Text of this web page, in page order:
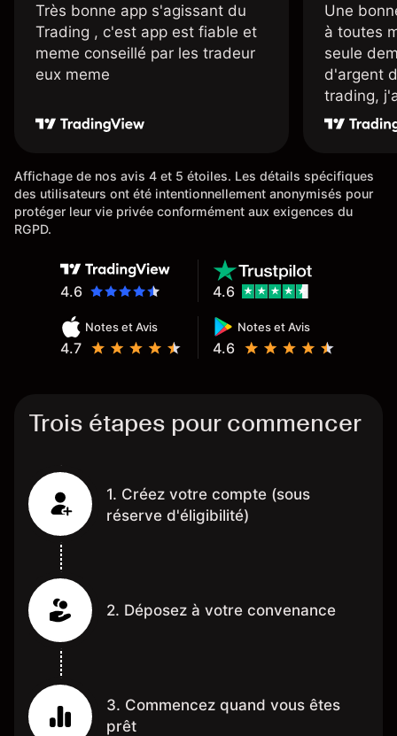
Très bonne app s'agissant du
Trading , c'est app est fiable et
meme conseillé par les tradeur
eux meme
Une
à toutes
seule
d'argent
trading,
une carte
Affichage de nos avis 4 et 5 étoiles. Les détails spécifiques
des utilisateurs ont été intentionnellement anonymisés pour
protéger leur vie privée conformément aux exigences du
RGPD.
4.6
Notes et Avis
4.7
Notes et Avis
4.6
4.6
Trois étapes pour commencer
1. Créez votre compte (sous
réserve d'éligibilité)
2. Déposez à votre convenance
3. Commencez quand vous êtes
prêt